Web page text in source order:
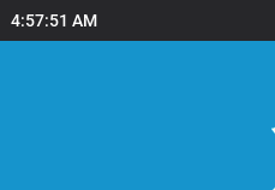
4:57:52 AM